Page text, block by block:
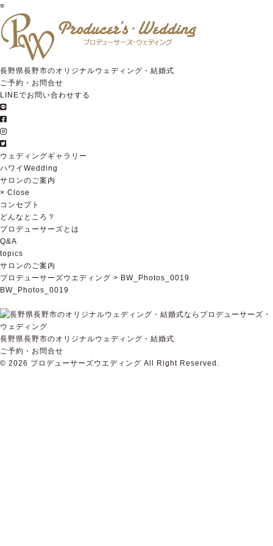
≡
長野県長野市のオリジナルウェディング・結婚式
ご予約・お問合せ
LINEでお問い合わせする
ウェディングギャラリー
ハワイWedding
サロンのご案内
× Close
コンセプト
どんなところ？
プロデューサーズとは
Q&A
topics
サロンのご案内
プロデューサーズウエディング > BW_Photos_0019
BW_Photos_0019
長野県長野市のオリジナルウェディング・結婚式
ご予約・お問合せ
© 2026 プロデューサーズウエディング All Right Reserved.